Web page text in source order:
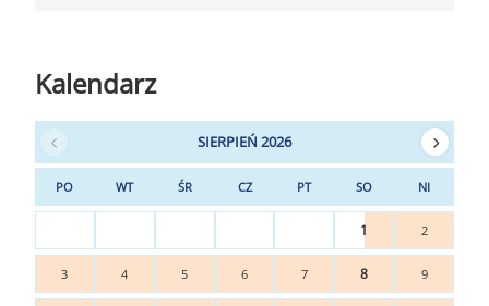
Kalendarz
SIERPIEŃ 2026
PO WT ŚR CZ PT SO NI
1 2
3 4 5 6 7 8 9